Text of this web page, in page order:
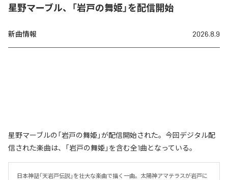
星野マーブル、「岩戸の舞姫」を配信開始
新曲情報 2026.8.9
星野マーブルの「岩戸の舞姫」が配信開始された。今回デジタル配
信された楽曲は、「岩戸の舞姫」を含む全1曲となっている。
日本神話「天岩戸伝説」を壮大な楽曲で描く一曲。太陽神アマテラスが岩戸に